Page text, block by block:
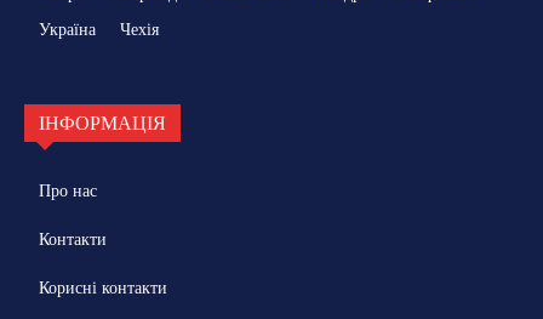
Україна
Чехія
ІНФОРМАЦІЯ
Про нас
Контакти
Корисні контакти